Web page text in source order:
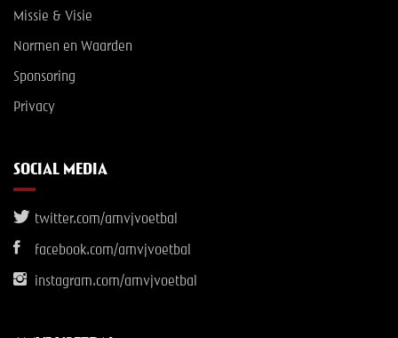
Missie & Visie
Normen en Waarden
Sponsoring
Privacy
SOCIAL MEDIA
twitter.com/amvjvoetbal
facebook.com/amvjvoetbal
instagram.com/amvjvoetbal